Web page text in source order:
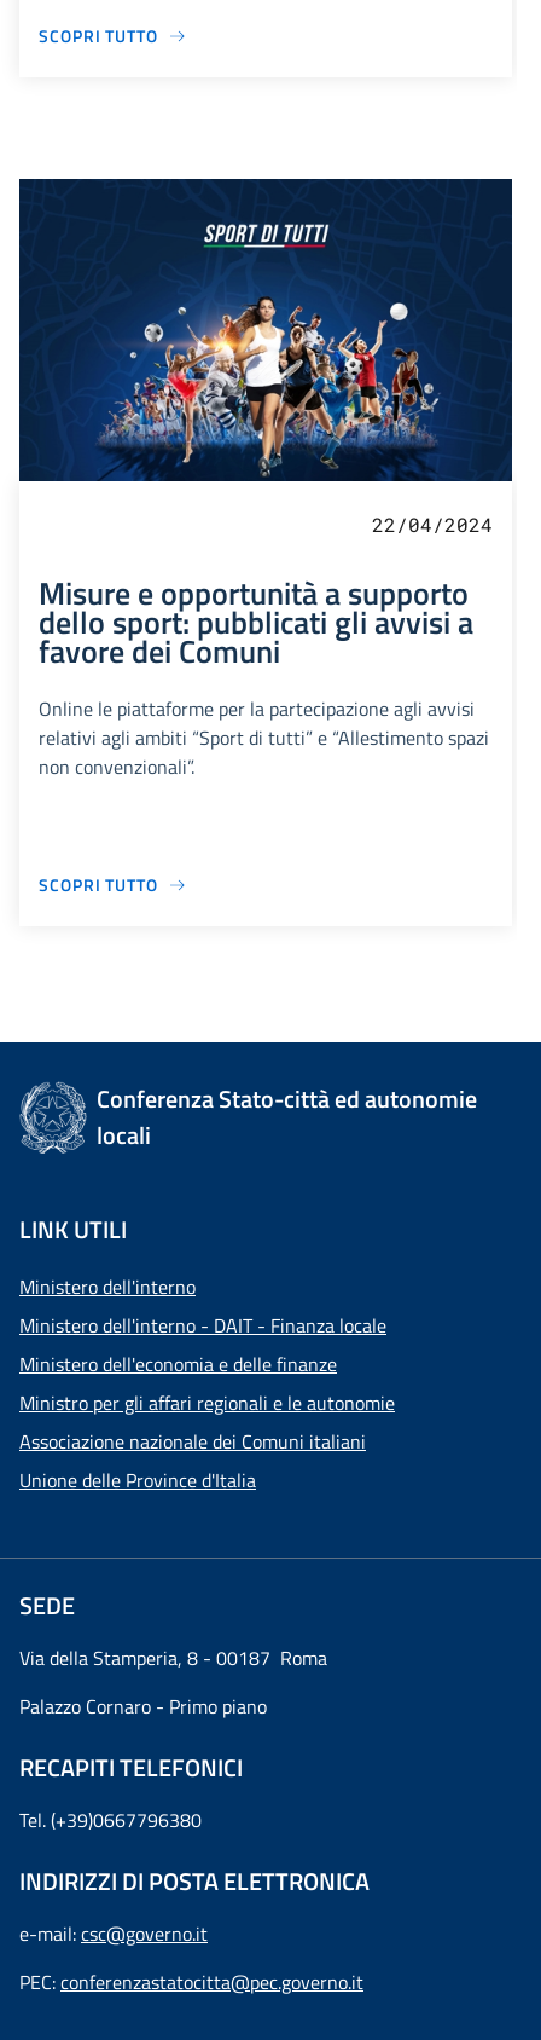
SCOPRI TUTTO
22/04/2024
Misure e opportunità a supporto
dello sport: pubblicati gli avvisi a
favore dei Comuni
Online le piattaforme per la partecipazione agli avvisi
relativi agli ambiti “Sport di tutti” e “Allestimento spazi
non convenzionali”.
SCOPRI TUTTO
Conferenza Stato-città ed autonomie
locali
LINK UTILI
Ministero dell'interno
Ministero dell'interno - DAIT - Finanza locale
Ministero dell'economia e delle finanze
Ministro per gli affari regionali e le autonomie
Associazione nazionale dei Comuni italiani
Unione delle Province d'Italia
SEDE
Via della Stamperia, 8 - 00187 Roma
Palazzo Cornaro - Primo piano
RECAPITI TELEFONICI
Tel. (+39)0667796380
INDIRIZZI DI POSTA ELETTRONICA
e-mail:csc@governo.it
PEC:conferenzastatocitta@pec.governo.it